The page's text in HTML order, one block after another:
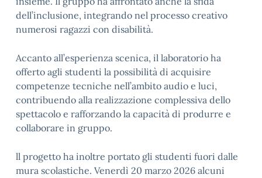
dell’inclusione, integrando nel processo creativo
numerosi ragazzi con disabilità.
Accanto all’esperienza scenica, il laboratorio ha
offerto agli studenti la possibilità di acquisire
competenze tecniche nell’ambito audio e luci,
contribuendo alla realizzazione complessiva dello
spettacolo e rafforzando la capacità di produrre e
collaborare in gruppo.
ll progetto ha inoltre portato gli studenti fuori dalle
mura scolastiche. Venerdì 20 marzo 2026 alcuni